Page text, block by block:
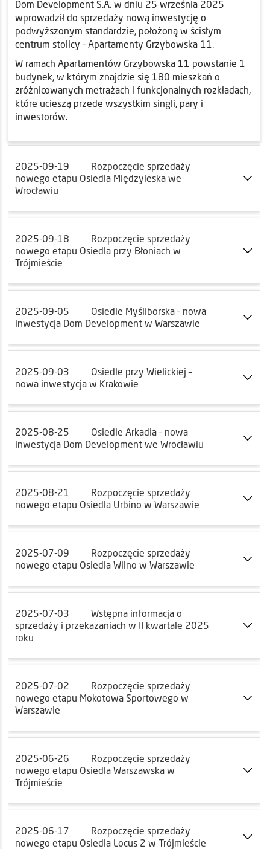
Dom Development S.A. w dniu 25 września 2025
wprowadził do sprzedaży nową inwestycję o
podwyższonym standardzie, położoną w ścisłym
centrum stolicy – Apartamenty Grzybowska 11.
W ramach Apartamentów Grzybowska 11 powstanie 1
budynek, w którym znajdzie się 180 mieszkań o
zróżnicowanych metrażach i funkcjonalnych rozkładach,
które ucieszą przede wszystkim singli, pary i
inwestorów.
2025-09-19
Rozpoczęcie sprzedaży
nowego etapu Osiedla Międzyleska we
Wrocławiu
2025-09-18
Rozpoczęcie sprzedaży
nowego etapu Osiedla przy Błoniach w
Trójmieście
2025-09-05
Osiedle Myśliborska – nowa
inwestycja Dom Development w Warszawie
2025-09-03
Osiedle przy Wielickiej –
nowa inwestycja w Krakowie
2025-08-25
Osiedle Arkadia – nowa
inwestycja Dom Development we Wrocławiu
2025-08-21
Rozpoczęcie sprzedaży
nowego etapu Osiedla Urbino w Warszawie
2025-07-09
Rozpoczęcie sprzedaży
nowego etapu Osiedla Wilno w Warszawie
2025-07-03
Wstępna informacja o
sprzedaży i przekazaniach w II kwartale 2025
roku
2025-07-02
Rozpoczęcie sprzedaży
nowego etapu Mokotowa Sportowego w
Warszawie
2025-06-26
Rozpoczęcie sprzedaży
nowego etapu Osiedla Warszawska w
Trójmieście
2025-06-17
Rozpoczęcie sprzedaży
nowego etapu Osiedla Locus 2 w Trójmieście